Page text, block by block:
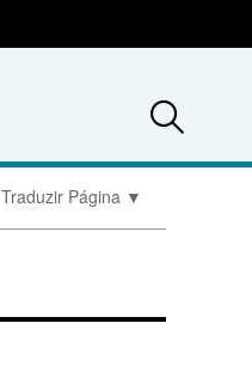
Traduzir Página ▼